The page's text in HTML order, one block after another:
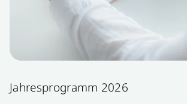
Jahresprogramm 2026